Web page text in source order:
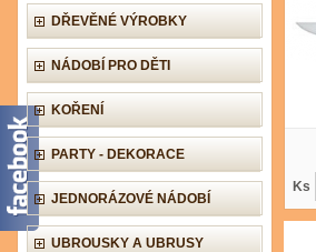
DŘEVĚNÉ VÝROBKY
NÁDOBÍ PRO DĚTI
KOŘENÍ
PARTY - DEKORACE
JEDNORÁZOVÉ NÁDOBÍ
UBROUSKY A UBRUSY
Ks